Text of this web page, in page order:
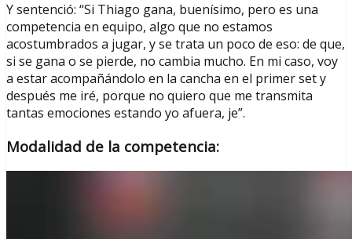
Y sentenció: “Si Thiago gana, buenísimo, pero es una
competencia en equipo, algo que no estamos
acostumbrados a jugar, y se trata un poco de eso: de que,
si se gana o se pierde, no cambia mucho. En mi caso, voy
a estar acompañándolo en la cancha en el primer set y
después me iré, porque no quiero que me transmita
tantas emociones estando yo afuera, je”.
Modalidad de la competencia: